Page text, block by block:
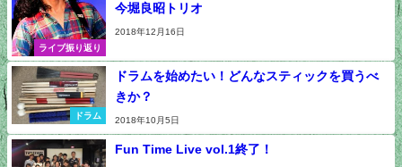
ライブ振り返り
今堀良昭トリオ
2018年12月16日
ドラム
ドラムを始めたい！どんなスティックを買うべ
きか？
2018年10月5日
Fun Time Live vol.1終了！